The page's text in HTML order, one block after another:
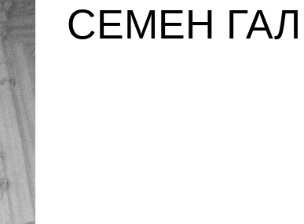
СЕМЕН